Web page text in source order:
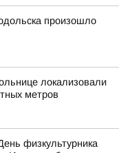
произошло
локализовали
метров
физкультурника